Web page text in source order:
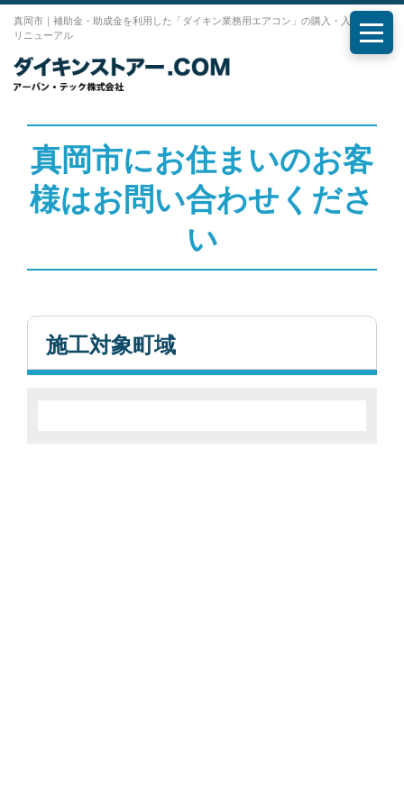
真岡市｜補助金・助成金を利用した「ダイキン業務用エアコン」の購入・入れ替え・
リニューアル
メニ
真岡市にお住まいのお客
様はお問い合わせくださ
い
施工対象町域